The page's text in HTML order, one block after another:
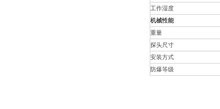
工作湿度
机械性能
重量
探头尺寸
安装方式
防爆等级